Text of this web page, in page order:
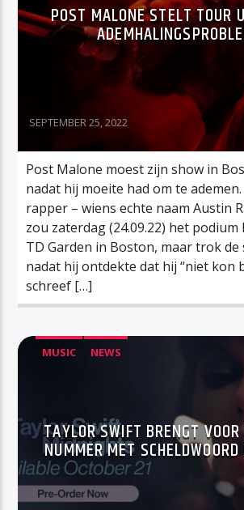
POST MALONE STELT TOUR
SEPTEMBER 25, 2022
Post Malone moest zijn show in
nadat hij moeite had om te
rapper – wiens echte naam Austin
zou zaterdag (24.09.22) het
TD Garden in Boston, maar trok
nadat hij ontdekte dat hij “niet kon
schreef […]
MUSIC NEWS
TAYLOR SWIFT BRENGT
NUMMER MET